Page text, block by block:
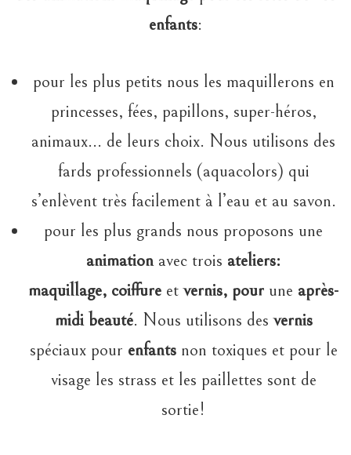
enfants:
pour les plus petits nous les maquillerons en
princesses, fées, papillons, super-héros,
animaux… de leurs choix. Nous utilisons des
fards professionnels (aquacolors) qui
s’enlèvent très facilement à l’eau et au savon.
pour les plus grands nous proposons une
animationavec trois ateliers:
maquillage, coiffure etvernis, pour une après-
midi beauté. Nous utilisons desvernis
spéciaux pour enfants non toxiques et pour le
visage les strass et les paillettes sont de
sortie!